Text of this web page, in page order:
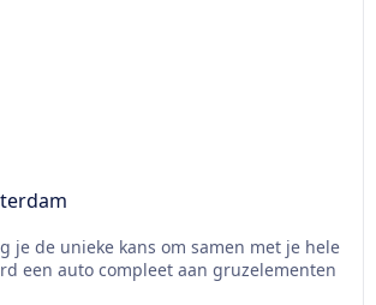
je de unieke kans om samen met je hele
een auto compleet aan gruzelementen